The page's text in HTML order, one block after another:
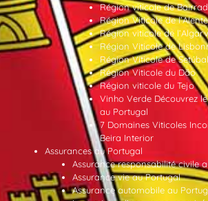
Région viticole de
Région Viticole de
Région viticole de
Région Viticole de
Région Viticole de Setúbal
Région Viticole du Dão
Région viticole du Tejo
Vinho Verde Découvrez
au Portugal
7 Domaines Viticoles
Beira Interior
Assurances au Portugal
Assurance responsabilité civile
Assurance vie au Portugal
Assurance automobile au